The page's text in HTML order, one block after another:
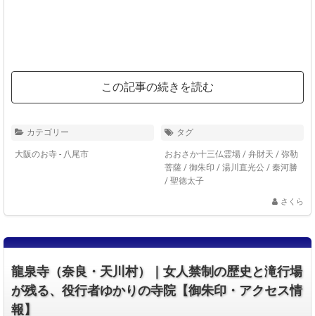
この記事の続きを読む
カテゴリー
大阪のお寺 - 八尾市
タグ
おおさか十三仏霊場 / 弁財天 / 弥勒
菩薩 / 御朱印 / 湯川直光公 / 秦河勝
/ 聖徳太子
さくら
龍泉寺（奈良・天川村）｜女人禁制の歴史と滝行場
が残る、役行者ゆかりの寺院【御朱印・アクセス情
報】